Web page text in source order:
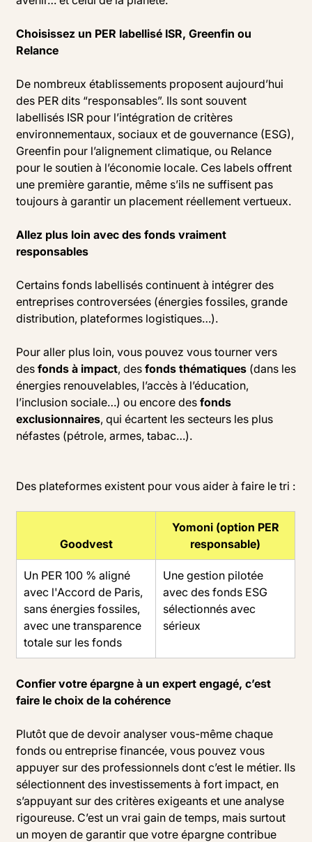
Choisissez un PER labellisé ISR, Greenfin ou
Relance
De nombreux établissements proposent aujourd’hui
des PER dits “responsables”. Ils sont souvent
labellisés ISR pour l’intégration de critères
environnementaux, sociaux et de gouvernance (ESG),
Greenfin pour l’alignement climatique, ou Relance
pour le soutien à l’économie locale. Ces labels offrent
une première garantie, même s’ils ne suffisent pas
toujours à garantir un placement réellement vertueux.
Allez plus loin avec des fonds vraiment
responsables
Certains fonds labellisés continuent à intégrer des
entreprises controversées (énergies fossiles, grande
distribution, plateformes logistiques…).
Pour aller plus loin, vous pouvez vous tourner vers
des fonds à impact, des fonds thématiques (dans les
énergies renouvelables, l’accès à l’éducation,
l’inclusion sociale…) ou encore des fonds
exclusionnaires, qui écartent les secteurs les plus
néfastes (pétrole, armes, tabac…).
Des plateformes existent pour vous aider à faire le tri :
Goodvest
Yomoni (option PER
responsable)
Un PER 100 % aligné
avec l'Accord de Paris,
sans énergies fossiles,
avec une transparence
totale sur les fonds
Une gestion pilotée
avec des fonds ESG
sélectionnés avec
sérieux
Confier votre épargne à un expert engagé, c’est
faire le choix de la cohérence
Plutôt que de devoir analyser vous-même chaque
fonds ou entreprise financée, vous pouvez vous
appuyer sur des professionnels dont c’est le métier. Ils
sélectionnent des investissements à fort impact, en
s’appuyant sur des critères exigeants et une analyse
rigoureuse. C’est un vrai gain de temps, mais surtout
un moyen de garantir que votre épargne contribue